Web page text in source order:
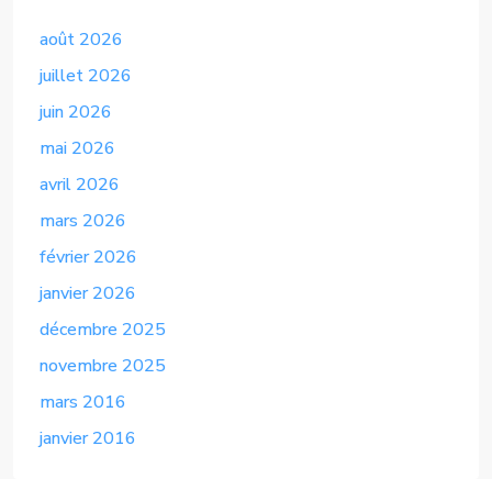
août 2026
juillet 2026
juin 2026
mai 2026
avril 2026
mars 2026
février 2026
janvier 2026
décembre 2025
novembre 2025
mars 2016
janvier 2016